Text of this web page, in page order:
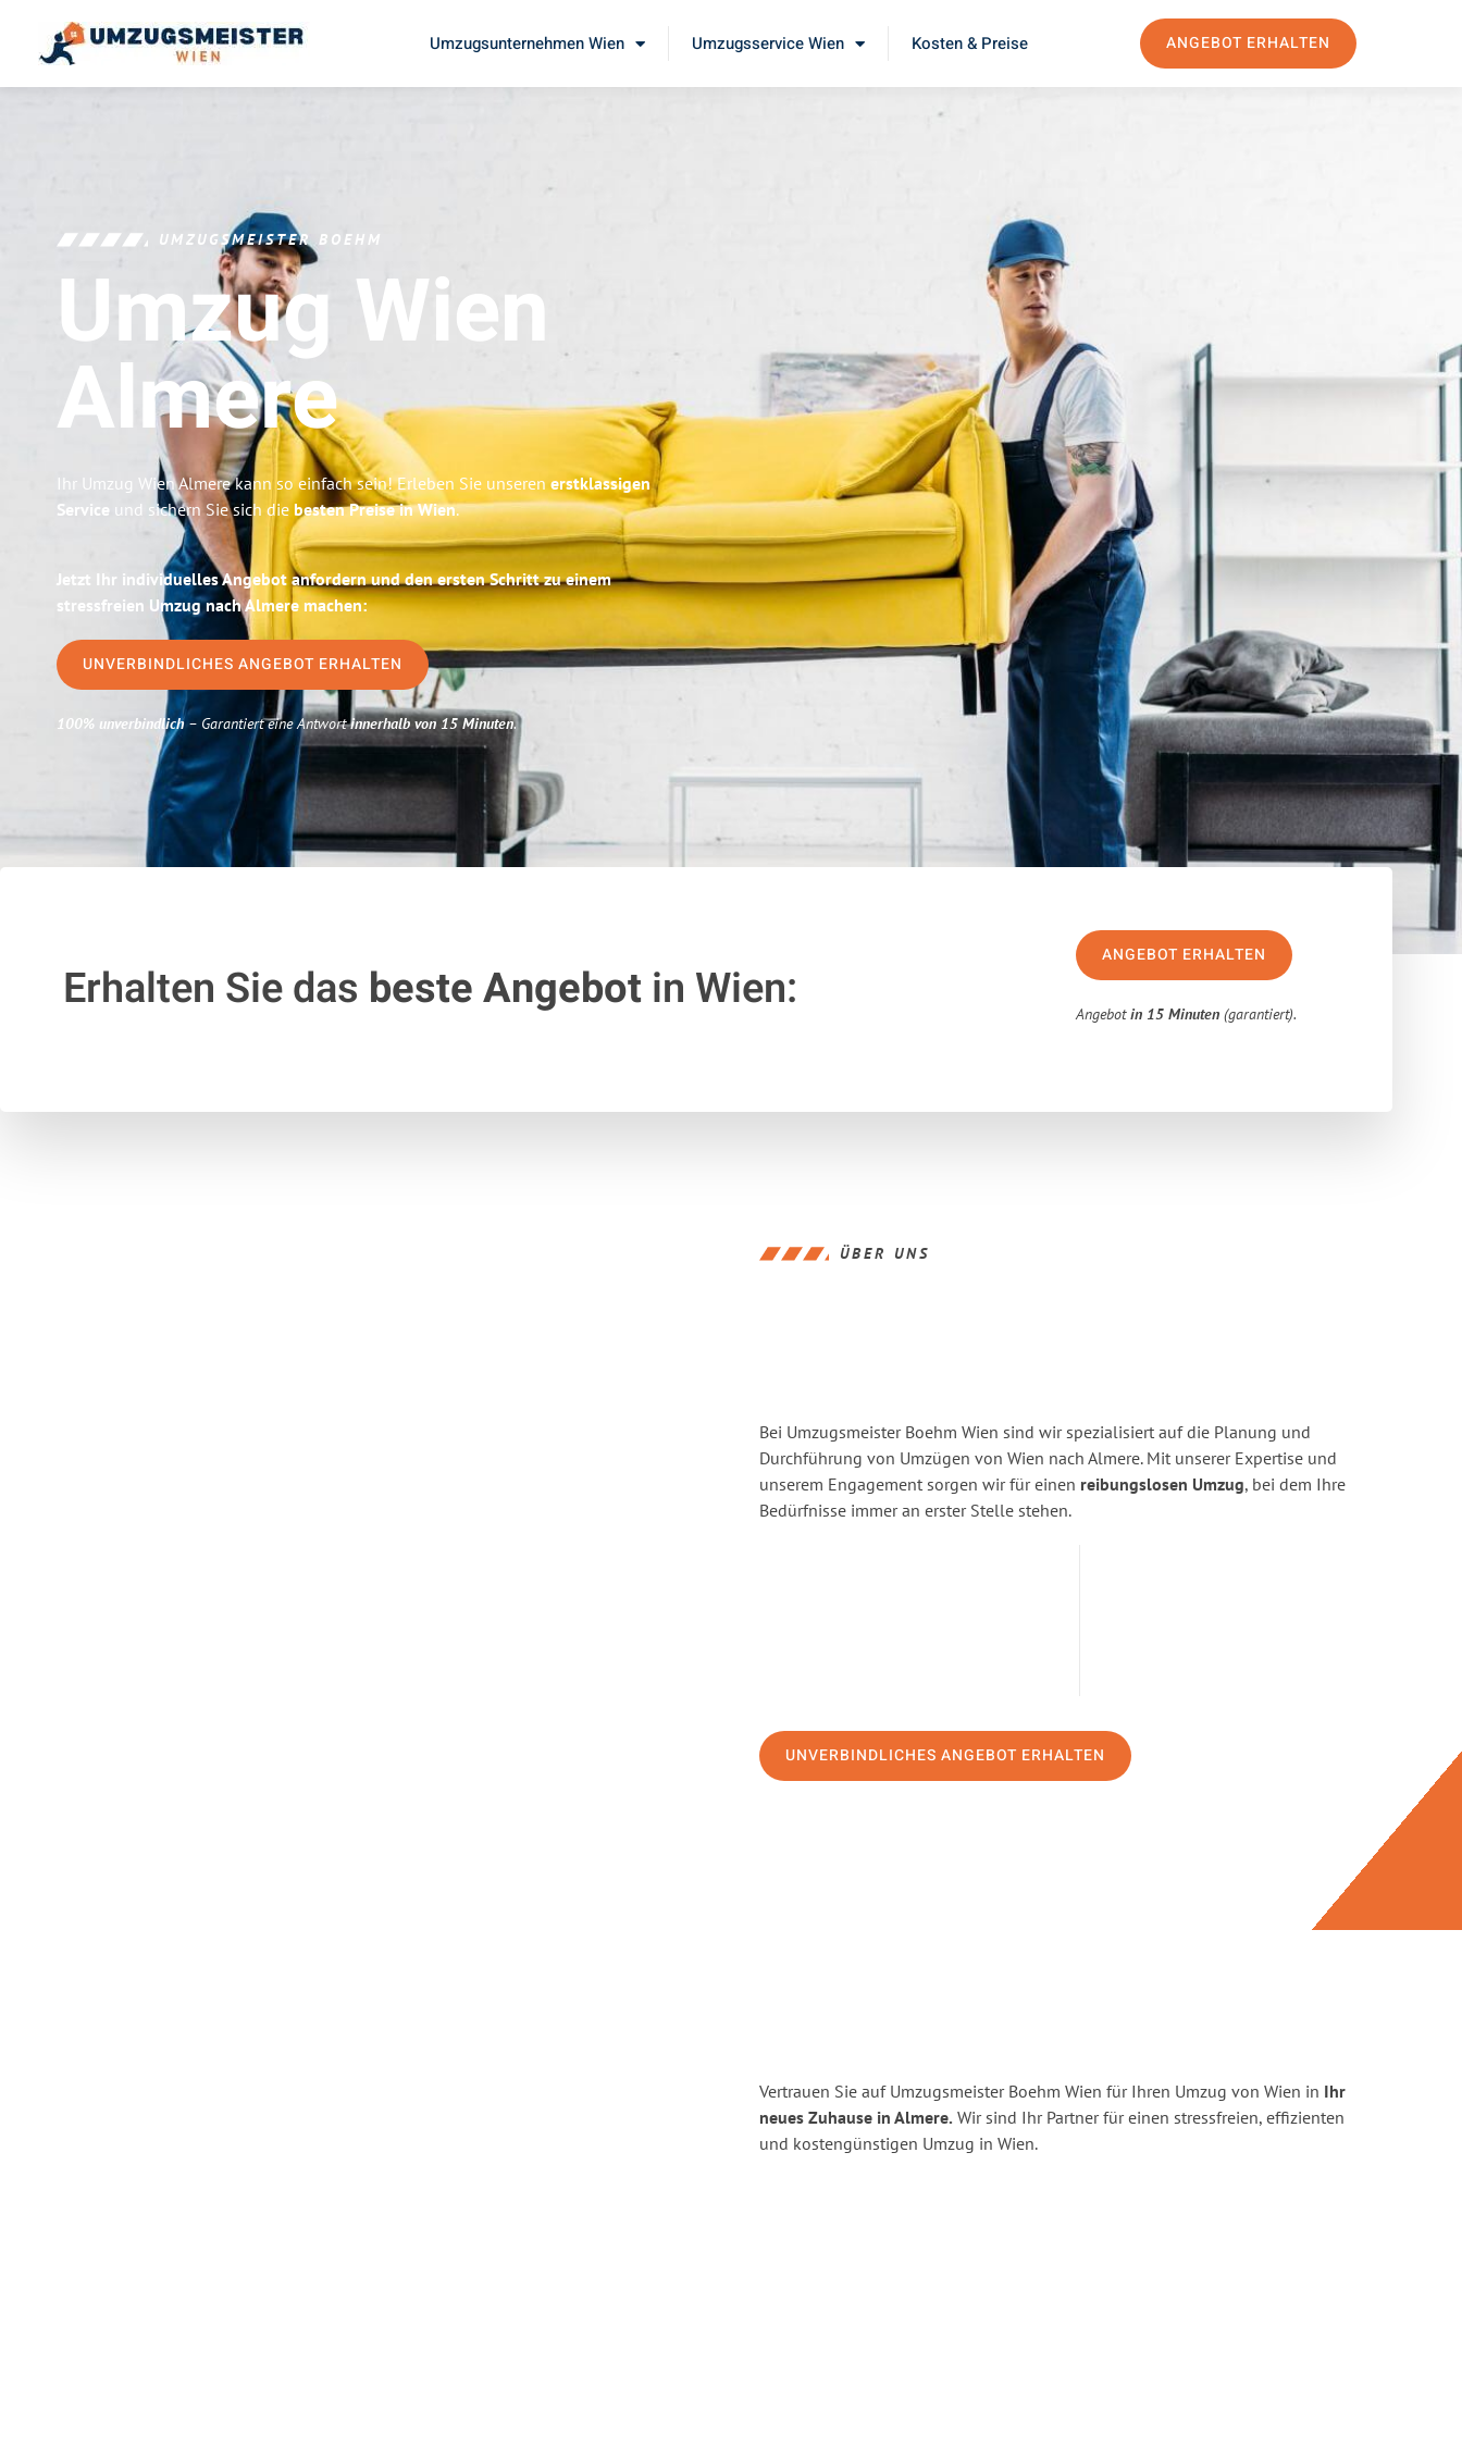
Umzugsunternehmen Wien Umzugsservice Wien Kosten & Preise ANGEBOT ERHALTEN
UMZUGSMEISTER BOEHM
Umzug Wien
Almere
Ihr Umzug Wien Almere kann so einfach sein! Erleben Sie unseren erstklassigen
Service und sichern Sie sich die besten Preise in Wien.
Jetzt Ihr individuelles Angebot anfordern und den ersten Schritt zu einem
stressfreien Umzug nach Almere machen:
UNVERBINDLICHES ANGEBOT ERHALTEN
100% unverbindlich– Garantiert eine Antwortinnerhalb von 15 Minuten.
Erhalten Sie das beste Angebotin Wien:
ANGEBOT ERHALTEN
Angebotin 15 Minuten (garantiert).
ÜBER UNS
Bei Umzugsmeister Boehm Wien sind wir spezialisiert auf die Planung und
Durchführung von Umzügen von Wien nach Almere. Mit unserer Expertise und
unserem Engagement sorgen wir für einen reibungslosen Umzug, bei dem Ihre
Bedürfnisse immer an erster Stelle stehen.
UNVERBINDLICHES ANGEBOT ERHALTEN
Vertrauen Sie auf Umzugsmeister Boehm Wien für Ihren Umzug von Wien in Ihr
neues Zuhause in Almere. Wir sind Ihr Partner für einen stressfreien, effizienten
und kostengünstigen Umzug in Wien.